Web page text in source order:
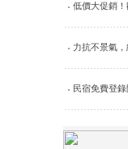
低價大促銷
力抗不景氣
民宿免費登